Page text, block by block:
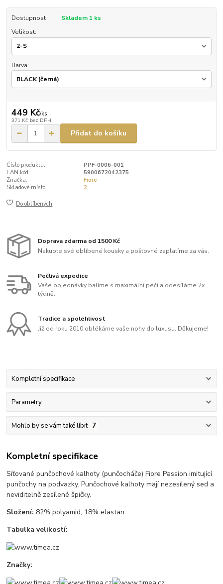
Dostupnost
Skladem 1 ks
Velikost:
Barva:
449 Kč/ks
371 Kč bez DPH
Přidat do košíku
Číslo produktu:
PPF-0006-001
EAN kód:
5900672042375
Značka:
Fiore
Skladové místo:
2
Do oblíbených
Doprava zdarma od 1500 Kč
Nakupte své oblíbené kousky a poštovné zaplatíme za vás.
Pečlivá expedice
Vaše objednávky balíme s maximální péčí a odesíláme 2x
týdně.
Tradice a spolehlivost
Již od roku 2010 oblékáme vaše nohy do luxusu. Děkujeme!
Kompletní specifikace
Parametry
Mohlo by se vám také líbit 7
Kompletní specifikace
Síťované punčochové kalhoty (punčocháče) Fiore Passion imitující
punčochy na podvazky. Punčochové kalhoty mají nezesílený sed a
neviditelně zesílené špičky.
Složení: 82% polyamid, 18% elastan
Tabulka velikostí:
Značky: